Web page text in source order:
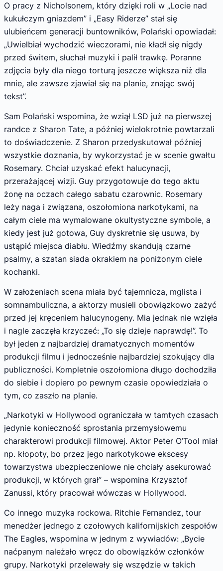
O pracy z Nicholsonem, który dzięki roli w „Locie nad
kukułczym gniazdem” i „Easy Riderze” stał się
ulubieńcem generacji buntowników, Polański opowiadał:
„Uwielbiał wychodzić wieczorami, nie kładł się nigdy
przed świtem, słuchał muzyki i palił trawkę. Poranne
zdjęcia były dla niego torturą jeszcze większa niż dla
mnie, ale zawsze zjawiał się na planie, znając swój
tekst”.
Sam Polański wspomina, że wziął LSD już na pierwszej
randce z Sharon Tate, a później wielokrotnie powtarzali
to doświadczenie. Z Sharon przedyskutował później
wszystkie doznania, by wykorzystać je w scenie gwałtu
Rosemary. Chciał uzyskać efekt halucynacji,
przerażającej wizji. Guy przygotowuje do tego aktu
żonę na oczach całego sabatu czarownic. Rosemary
leży naga i związana, oszołomiona narkotykami, na
całym ciele ma wymalowane okultystyczne symbole, a
kiedy jest już gotowa, Guy dyskretnie się usuwa, by
ustąpić miejsca diabłu. Wiedźmy skandują czarne
psalmy, a szatan siada okrakiem na poniżonym ciele
kochanki.
W założeniach scena miała być tajemnicza, mglista i
somnambuliczna, a aktorzy musieli obowiązkowo zażyć
przed jej kręceniem halucynogeny. Mia jednak nie wzięła
i nagle zaczęła krzyczeć: „To się dzieje naprawdę!”. To
był jeden z najbardziej dramatycznych momentów
produkcji filmu i jednocześnie najbardziej szokujący dla
publiczności. Kompletnie oszołomiona długo dochodziła
do siebie i dopiero po pewnym czasie opowiedziała o
tym, co zaszło na planie.
„Narkotyki w Hollywood ograniczała w tamtych czasach
jedynie konieczność sprostania przemysłowemu
charakterowi produkcji filmowej. Aktor Peter O’Tool miał
np. kłopoty, bo przez jego narkotykowe ekscesy
towarzystwa ubezpieczeniowe nie chciały asekurować
produkcji, w których grał” – wspomina Krzysztof
Zanussi, który pracował wówczas w Hollywood.
Co innego muzyka rockowa. Ritchie Fernandez, tour
menedżer jednego z czołowych kalifornijskich zespołów
The Eagles, wspomina w jednym z wywiadów: „Bycie
naćpanym należało wręcz do obowiązków członków
grupy. Narkotyki przelewały się wszędzie w takich